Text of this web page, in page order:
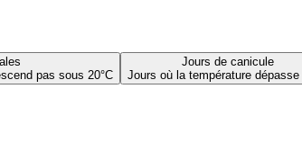
pas sous 20°C
Jours de canicule
Jours où la température dépasse